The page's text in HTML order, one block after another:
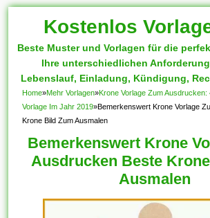
Kostenlos
Muster
Beste Muster und Vorlagen für die
Ihre unterschiedlichen
Lebenslauf, Einladung, Kündigung,
Home»Mehr Vorlagen»Krone Vorlage Zum Ausdrucken:
Vorlage Im Jahr 2019»Bemerkenswert Krone Vorlage
Krone Bild Zum Ausmalen
Bemerkenswert Krone
Ausdrucken Beste
Ausmalen